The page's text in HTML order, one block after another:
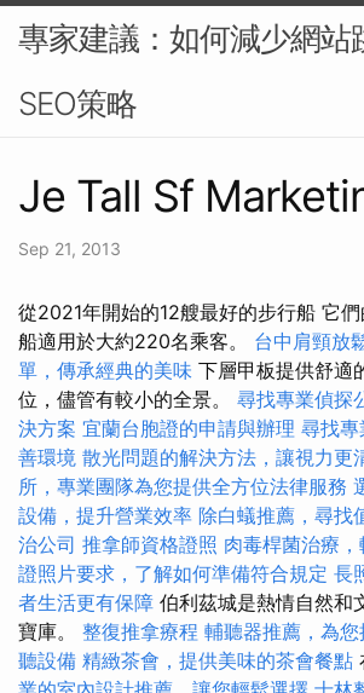
專家建議：如何減少網站
SEO策略
Je Tall Sf
Sep 21, 2013
從2021年開始的12艘最好的步行船 它
船適用於大約220名乘客。 台中肩頸放
單，傳承經典的美味 下層甲板提供舒適
位，儘管有較小的全景。 尋找專業偵探
決方案 宜蘭台胞證的申請與辦理 尋找專
善環境 散光問題的解決方法，讓視力更
所，專業團隊為您提供全方位法律服務
設備，提升營業效率 除白蟻推薦，尋找
治公司 推拿師資格證照 肉毒桿菌治療
證照片要求，了解如何準備符合規定 長
者生活更有保障 伯利茲城是熱情自然和
寶庫。 整復推拿療程 輔聽器推薦，為
聽設備 精緻茶會，提供美味的茶會餐點